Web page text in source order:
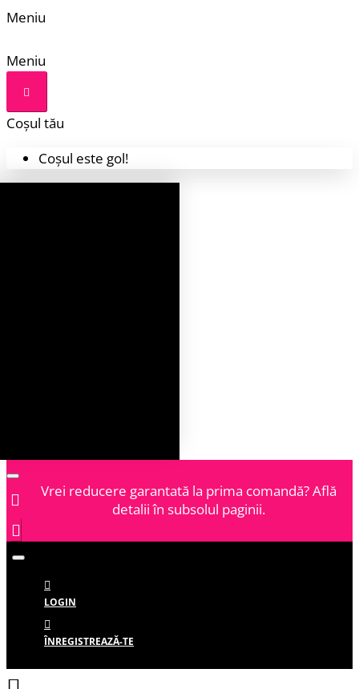
Meniu
Meniu
Coșul tău
Coșul este gol!
Vrei reducere garantată la prima comandă? Află
detalii în subsolul paginii.
LOGIN
ÎNREGISTREAZĂ-TE